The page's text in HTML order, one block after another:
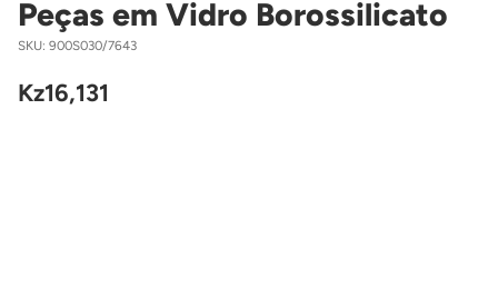
Peças em Vidro Borossilicato
SKU: 900S030/7643
Preço
Kz16,131